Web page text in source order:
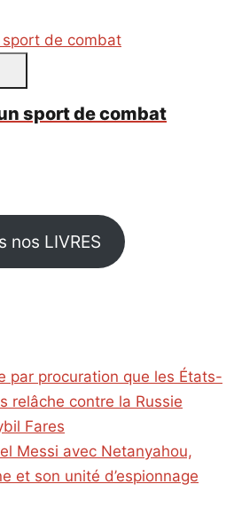
sport de combat
nos LIVRES
par procuration que les États-
relâche contre la Russie
Fares
Messi avec Netanyahou,
et son unité d’espionnage